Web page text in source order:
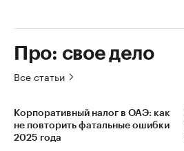
Про: свое дело
Все статьи
Корпоративный налог в ОАЭ: как
не повторить фатальные ошибки
2025 года